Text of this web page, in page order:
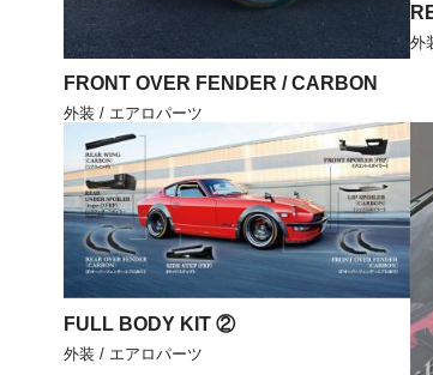
FRONT OVER FENDER / CARBON
外装 / エアロパーツ
外
FULL BODY KIT ②
外装 / エアロパーツ